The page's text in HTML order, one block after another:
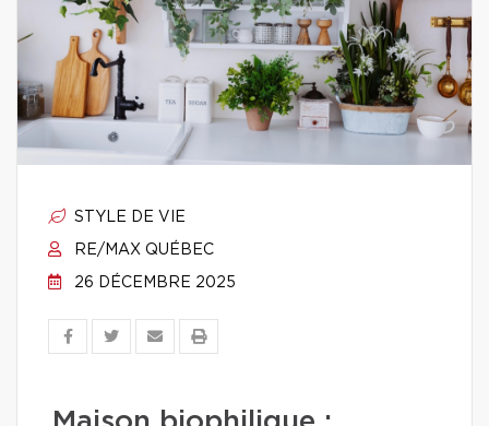
STYLE DE VIE
RE/MAX QUÉBEC
26 DÉCEMBRE 2025